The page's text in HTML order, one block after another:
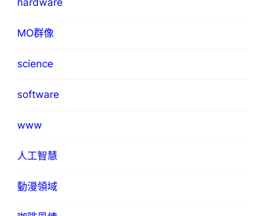
hardware
MO群像
science
software
www
人工智慧
動漫領域